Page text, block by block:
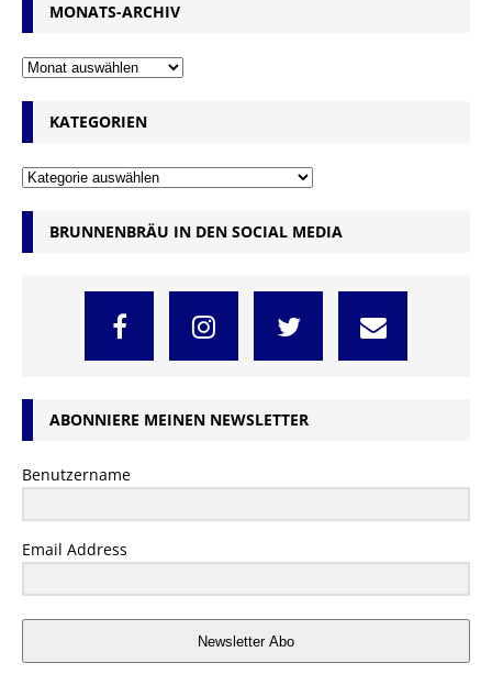
MONATS-ARCHIV
KATEGORIEN
BRUNNENBRÄU IN DEN SOCIAL MEDIA
ABONNIERE MEINEN NEWSLETTER
Benutzername
Email Address
Newsletter Abo